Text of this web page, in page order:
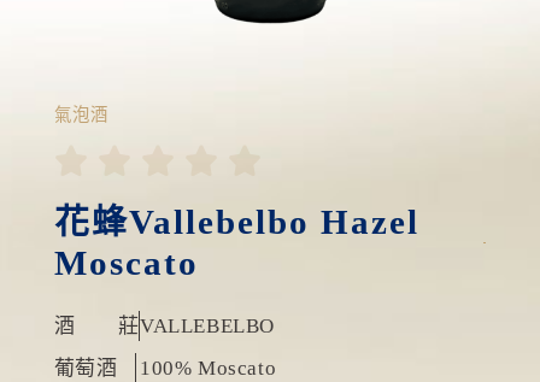
氣泡酒
    
花蜂Vallebelbo Hazel
Moscato
酒 莊VALLEBELBO
葡萄酒
100% Moscato